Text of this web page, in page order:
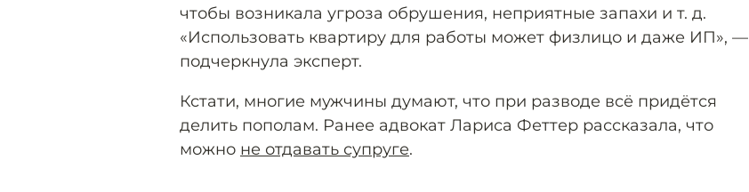
чтобы возникала угроза обрушения, неприятные запахи и т. д.
«Использовать квартиру для работы может физлицо и даже ИП», —
подчеркнула эксперт.
Кстати, многие мужчины думают, что при разводе всё придётся
делить пополам. Ранее адвокат Лариса Феттер рассказала, что
можно не отдавать супруге.